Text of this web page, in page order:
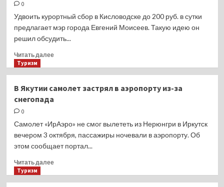
заняться
спортом
0
Удвоить курортный сбор в Кисловодске до 200 руб. в сутки
предлагает мэр города Евгений Моисеев. Такую идею он
решил обсудить...
Читать далееПрочитать
хотят
еще
удвоить
курортный
сбор
для
Туризм
В Якутии самолет застрял в аэропорту из-за
снегопада
0
Самолет «ИрАэро» не смог вылететь из Нерюнгри в Иркутск
вечером 3 октября, пассажиры ночевали в аэропорту. Об
этом сообщает портал...
Читать далееПрочитать
Туризм